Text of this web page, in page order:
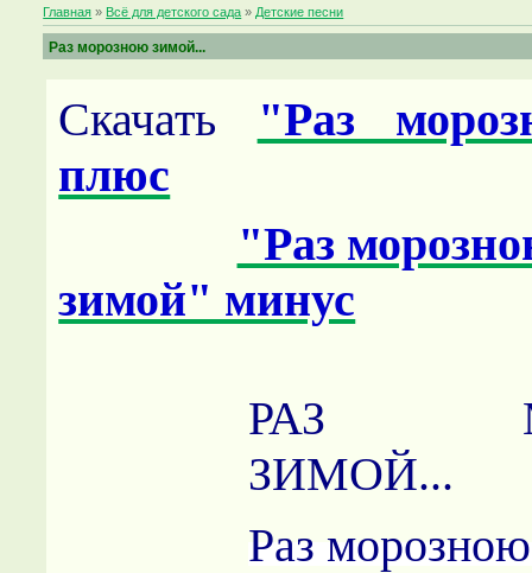
Главная » Всё для детского сада » Детские песни
Раз морозною зимой...
Скачать "Раз
плюс
"Раз
зимой" минус
РАЗ
ЗИМОЙ...
Раз